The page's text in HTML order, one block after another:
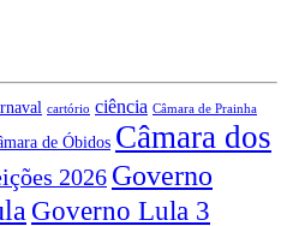
cartório ciência Câmara de Prainha
de Óbidos Câmara dos
2026 Governo
Governo Lula 3